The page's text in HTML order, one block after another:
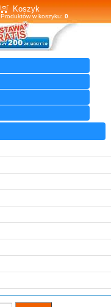
Koszyk
Produktów w koszyku: 0